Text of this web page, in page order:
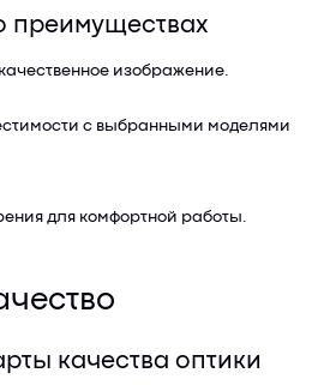
преимуществах
изображение.
с выбранными моделями
для комфортной работы.
качества оптики